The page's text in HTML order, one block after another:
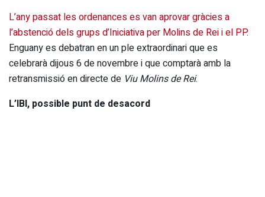
L’any passat les ordenances es van aprovar gràcies a
l’abstenció dels grups d’Iniciativa per Molins de Rei i el PP.
Enguany es debatran en un ple extraordinari que es
celebrarà dijous 6 de novembre i que comptarà amb la
retransmissió en directe de Viu Molins de Rei.
L’IBI, possible punt de desacord